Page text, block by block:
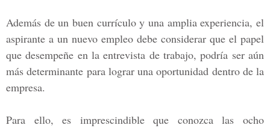
Además de un buen currículo y una amplia experiencia, el
aspirante a un nuevo empleo debe considerar que el papel
que desempeñe en la entrevista de trabajo, podría ser aún
más determinante para lograr una oportunidad dentro de la
empresa.
Para ello, es imprescindible que conozca las ocho